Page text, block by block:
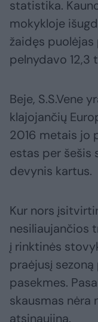
statistika.
mokykloje
žaidęs
pelnydavo 12,3
Beje, S.S.Vene
klajojančių
2016 metais jo
estas per šešis
devynis kartus.
Kur nors
nesiliaujančios
į rinktinės
praėjusį
pasekmes.
skausmas nėra
atsinaujina.